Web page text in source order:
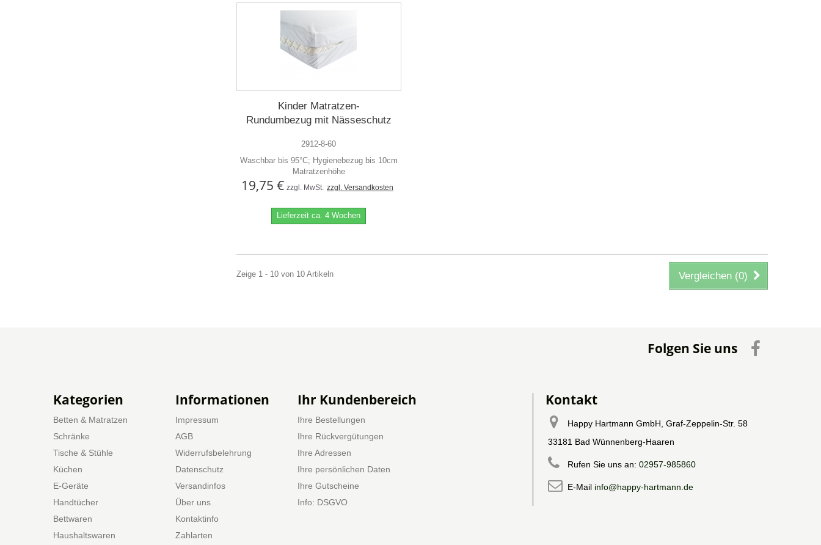
Kinder Matratzen-
Rundumbezug mit Nässeschutz
2912-8-60
Waschbar bis 95°C; Hygienebezug bis 10cm
Matratzenhöhe
19,75 € zzgl. MwSt. zzgl. Versandkosten
Lieferzeit ca. 4 Wochen
Vergleichen (0)
Zeige 1 - 10 von 10 Artikeln
Folgen Sie uns
Kategorien
Betten & Matratzen
Schränke
Tische & Stühle
Küchen
E-Geräte
Handtücher
Bettwaren
Haushaltswaren
Informationen
Impressum
AGB
Widerrufsbelehrung
Datenschutz
Versandinfos
Über uns
Kontaktinfo
Zahlarten
Ihr Kundenbereich
Ihre Bestellungen
Ihre Rückvergütungen
Ihre Adressen
Ihre persönlichen Daten
Ihre Gutscheine
Info: DSGVO
Kontakt
Happy Hartmann GmbH, Graf-Zeppelin-Str. 58
33181 Bad Wünnenberg-Haaren
Rufen Sie uns an: 02957-985860
E-Mail info@happy-hartmann.de